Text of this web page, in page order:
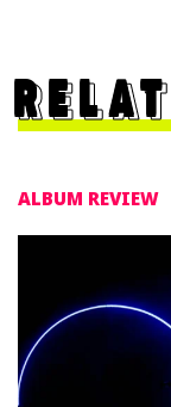
ALBUM REVIEW